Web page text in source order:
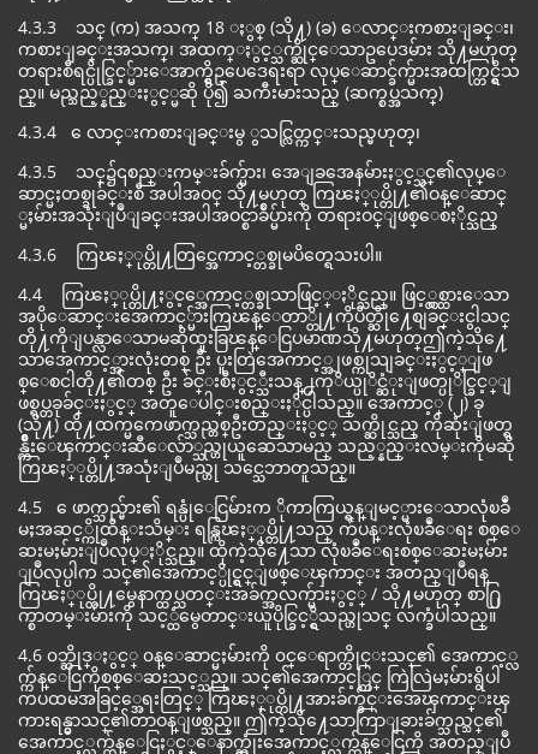
4.3.3 သင္ (က) အသက္ 18 ႏွစ္ (သို႔) (ခ) ေလာင္းကစားျခင္း၊
ကစားျခင္းအသက္၊ အထက္ႏွင့္သက္ဆိုင္ေသာဥပေဒမ်ား သို႔မဟုတ္
တရားစီရင္ပိုင္ခြင့္မ်ားေအာက္ရွိဥပေဒေရးရာ လုပ္ေဆာင္ခ်က္မ်ားအထက္တြင္ရွိသ
ည္။ မည္သည့္နည္းႏွင့္မဆို ပို၍ ႀကီးမားသည္ (ဆက္စပ္အသက္)
4.3.4 ေလာင္းကစားျခင္းမွ ွသင္လြတ္ကင္းသည္မဟုတ္၊
4.3.5 သင္၌၎စည္းကမ္းခ်က္မ်ား၊ အေျခအေနမ်ားႏွင့္သင္၏လုပ္ေ
ဆာင္မႈတစ္ခုခ်င္းစီ အပါအဝင္ သို႔မဟုတ္ ကြၽႏ္ုပ္တို႔၏ဝန္ေဆာင္
္မႈမ်ားအသုံးျပဳျခင္းအပါအဝင္စာခ်ဳပ္မ်ားကို တရားဝင္ျဖစ္ေစႏိုင္သည္
4.3.6 ကြၽႏ္ုပ္တို႔တြင္အေကာင့္တစ္ခုမပိတ္ရေသးပါ။
4.4 ကြၽႏ္ုပ္တို႔ႏွင့္အေကာင့္တစ္ခုသာဖြင့္ႏိုင္သည္။ ဖြင့္လွစ္ထားေသာ
အပိုေဆာင္းအေကာင့္မ်ားကြၽန္ေတာ္တို႔ကိုပိတ္ဆို႔ေစျခင္းငွါသင္
တို႔ကိုျပန္လာေသာမဆိုထူးခြၽန္ေငြပမာဏသို႔မဟုတ္ဤကဲ့သို႔ေ
သာအေကာင့္အားလုံးတစ္ ဦး ပူးတြဲအေကာင့္အျဖစ္ကုသျခင္းႏွင့္ျဖ
စ္ေစငါတို႔၏တစ္ ဦး ခ်င္းစီႏွင့္သီးသန္႕ကုိယ္ပုိင္ဆံုးျဖတ္ပုိင္ခြင့္ျ
ဖစ္ရပ္တခုခ်င္းႏွင့္ အတူေပါင္းစည္းႏိုင္ပါသည္။ အေကာင့္ (၂) ခု
(သို႔) ထို႔ထက္မကေဖာက္သည္တစ္ဦးတည္းႏွင့္ သက္ဆိုင္သည္ ကိုဆုံးျဖတ္ရ
န္က်ိဳးေၾကာင္းဆီေလ်ာ္သည္ဟုယူဆေသာမည္ သည့္နည္းလမ္းကိုမဆို
ကြၽႏ္ုပ္တို႔အသုံးျပဳမည္ဟု သင္သေဘာတူသည္။
4.5 ေဖာက္သည္မ်ား၏ ရန္ပုံေငြမ်ားက ိုကာကြယ္ရန္ျမင့္မားေသာလုံၿခဳံ
မႈအဆင့္ကိုထိန္းသိမ္း ရန္ကြၽႏ္ုပ္တို႔သည္ က်ပန္းလုံၿခဳံေရး စစ္ေ
ဆးမႈမ်ားျပဳလုပ္ႏိုင္သည္။ ထိုကဲ့သို႔ေသာ လုံၿခဳံေရးစစ္ေဆးမႈမ်ား
ျပဳလုပ္ပါက သင္၏အေကာင့္ပိုင္ရွင္ျဖစ္ေၾကာင္း အတည္ျပဳရန္
ကြၽႏ္ုပ္တို႔မွေနာက္ထပ္သတင္းအခ်က္အလက္မ်ားႏွင့္ / သို႔မဟုတ္ စာ႐ြ
က္စာတမ္းမ်ားကို သင့္ထံမွေတာင္းယူပိုင္ခြင့္ရွိသည္ဟုသင္ လက္ခံပါသည္။
4.6 ၀ဘ္ဆိုဒ္ႏွင့္ ၀န္ေဆာင္မႈမ်ားကို ၀င္ေရာက္တိုင္းသင္၏ အေကာင့္လ
က္က်န္ေငြကိုစစ္ေဆးသင့္သည္။ သင္၏အေကာင့္တြင္ ကြဲလြဲမႈမ်ားရွိပါ
ကပထမအခြင့္အေရးတြင္္ ကြၽႏ္ုပ္တို႔အားခ်က္ခ်င္းအေၾကာင္းၾ
ကားရန္မွာသင္၏တာဝန္ျဖစ္သည္။ ဤကဲ့သို႔ေသာကြာျခားခ်က္သည္သင္၏
အေကာင့္လက္က်န္ေငြႏွင့္ေနာက္ဆုံးအေကာင့္လက္က်န္ေငြကို အတည္ျပဳ